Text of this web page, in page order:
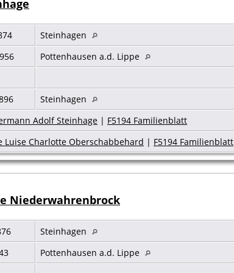
Steinhagen
Pottenhausen a.d. Lippe
Steinhagen
Adolf Steinhage | F5194 Familienblatt
Luise Charlotte Oberschabbehard | F5194 Familienblatt
Niederwahrenbrock
Steinhagen
Pottenhausen a.d. Lippe